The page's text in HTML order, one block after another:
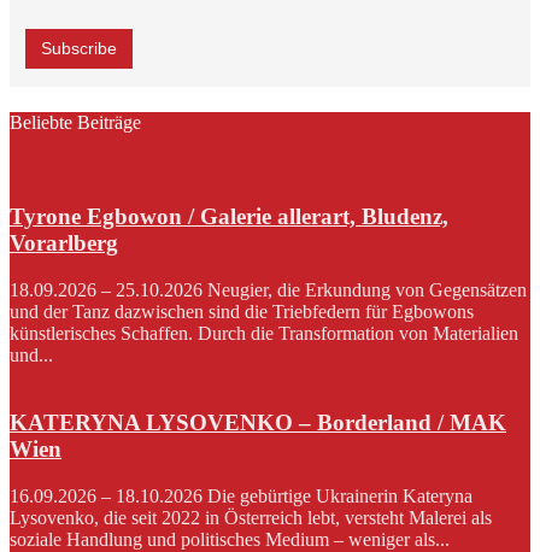
Beliebte Beiträge
Tyrone Egbowon / Galerie allerart, Bludenz,
Vorarlberg
18.09.2026 – 25.10.2026 Neugier, die Erkundung von Gegensätzen
und der Tanz dazwischen sind die Triebfedern für Egbowons
künstlerisches Schaffen. Durch die Transformation von Materialien
und...
KATERYNA LYSOVENKO – Borderland / MAK
Wien
16.09.2026 – 18.10.2026 Die gebürtige Ukrainerin Kateryna
Lysovenko, die seit 2022 in Österreich lebt, versteht Malerei als
soziale Handlung und politisches Medium – weniger als...